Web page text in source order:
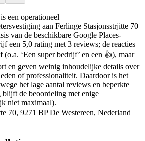
een operationeel
aan Ferlinge Stasjonsstrjitte 70
van de beschikbare Google Places-
een 5,0 rating met 3 reviews; de reacties
‘Een super bedrijf’ en een 👍), maar
en geven weinig inhoudelijke details over
of professionaliteit. Daardoor is het
het lage aantal reviews en beperkte
blijft de beoordeling met enige
niet maximaal).
70, 9271 BP De Westereen, Nederland